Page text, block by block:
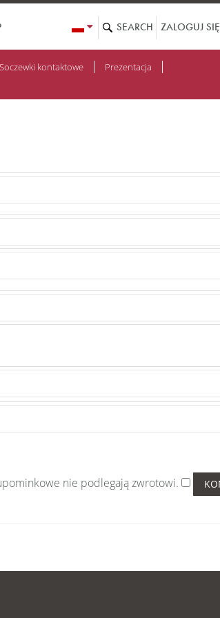
ZALOGUJ SIĘ
Soczewki kontaktowe
Prezentacja
nie podlegają zwrotowi.